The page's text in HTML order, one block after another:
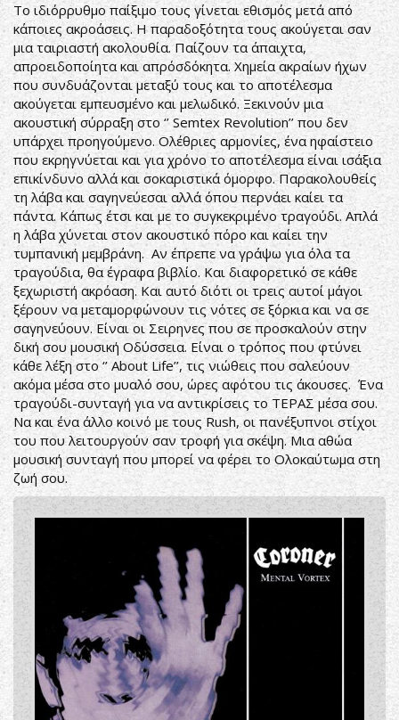
Το ιδιόρρυθμο παίξιμο τους γίνεται εθισμός μετά από
κάποιες ακροάσεις. Η παραδοξότητα τους ακούγεται σαν
μια ταιριαστή ακολουθία. Παίζουν τα άπαιχτα,
απροειδοποίητα και απρόσδόκητα. Χημεία ακραίων ήχων
που συνδυάζονται μεταξύ τους και το αποτέλεσμα
ακούγεται εμπευσμένο και μελωδικό. Ξεκινούν μια
ακουστική σύρραξη στο ‘’ Semtex Revolution’’ που δεν
υπάρχει προηγούμενο. Ολέθριες αρμονίες, ένα ηφαίστειο
που εκρηγνύεται και για χρόνο το αποτέλεσμα είναι ισάξια
επικίνδυνο αλλά και σοκαριστικά όμορφο. Παρακολουθείς
τη λάβα και σαγηνεύεσαι αλλά όπου περνάει καίει τα
πάντα. Κάπως έτσι και με το συγκεκριμένο τραγούδι. Απλά
η λάβα χύνεται στον ακουστικό πόρο και καίει την
τυμπανική μεμβράνη. Αν έπρεπε να γράψω για όλα τα
τραγούδια, θα έγραφα βιβλίο. Και διαφορετικό σε κάθε
ξεχωριστή ακρόαση. Και αυτό διότι οι τρεις αυτοί μάγοι
ξέρουν να μεταμορφώνουν τις νότες σε ξόρκια και να σε
σαγηνεύουν. Είναι οι Σειρηνες που σε προσκαλούν στην
δική σου μουσική Οδύσσεια. Είναι ο τρόπος που φτύνει
κάθε λέξη στο ‘’ About Life’’, τις νιώθεις που σαλεύουν
ακόμα μέσα στο μυαλό σου, ώρες αφότου τις άκουσες. Ένα
τραγούδι-συνταγή για να αντικρίσεις το ΤΕΡΑΣ μέσα σου.
Να και ένα άλλο κοινό με τους Rush, οι πανέξυπνοι στίχοι
του που λειτουργούν σαν τροφή για σκέψη. Μια αθώα
μουσική συνταγή που μπορεί να φέρει το Ολοκαύτωμα στη
ζωή σου.